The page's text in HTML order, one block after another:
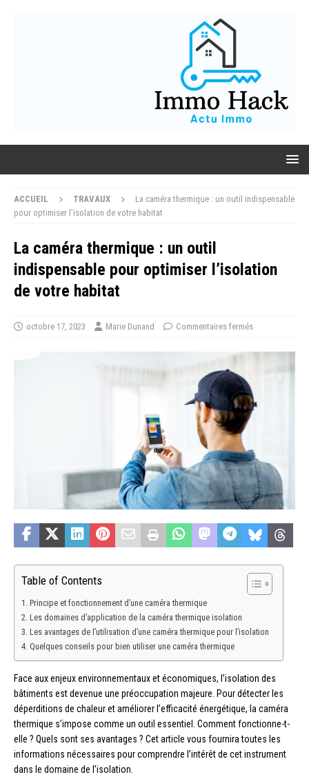
ACCUEIL TRAVAUX
La caméra thermique : un outil indispensable
pour optimiser l’isolation de votre habitat
La caméra thermique : un outil
indispensable pour optimiser l’isolation
de votre habitat
octobre 17, 2023 Marie Dunand Commentaires fermés
Table of Contents
Principe et fonctionnement d’une caméra thermique
Les domaines d’application de la caméra thermique isolation
Les avantages de l’utilisation d’une caméra thermique pour l’isolation
Quelques conseils pour bien utiliser une caméra thermique
Face aux enjeux environnementaux et économiques, l’isolation des
bâtiments est devenue une préoccupation majeure. Pour détecter les
déperditions de chaleur et améliorer l’efficacité énergétique, la caméra
thermique s’impose comme un outil essentiel. Comment fonctionne-t-
elle ? Quels sont ses avantages ? Cet article vous fournira toutes les
informations nécessaires pour comprendre l’intérêt de cet instrument
dans le domaine de l’isolation.